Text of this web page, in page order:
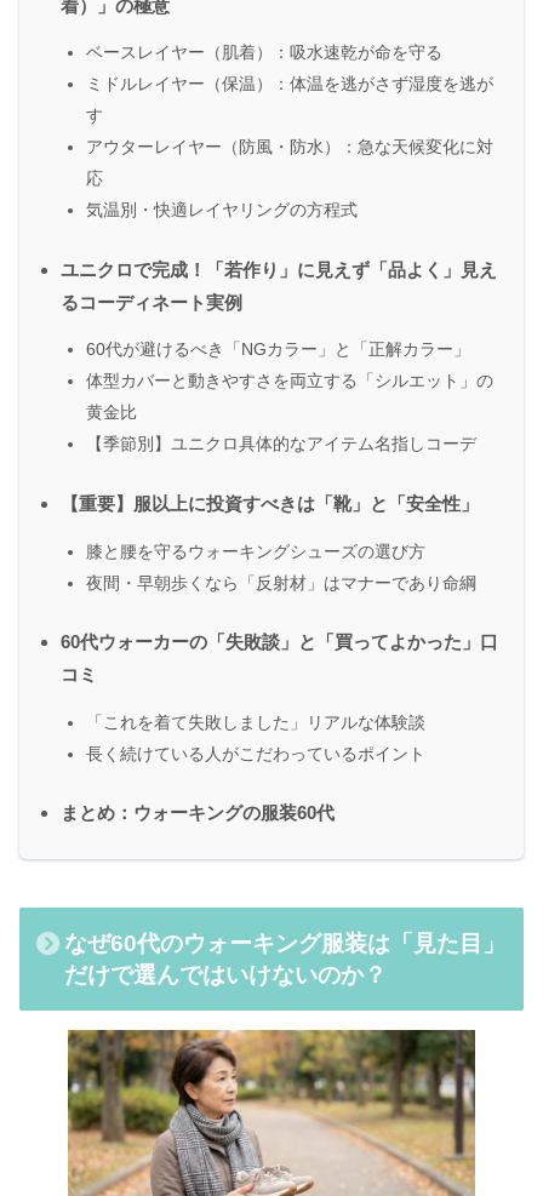
着）」の極意
ベースレイヤー（肌着）：吸水速乾が命を守る
ミドルレイヤー（保温）：体温を逃がさず湿度を逃が
す
アウターレイヤー（防風・防水）：急な天候変化に対
応
気温別・快適レイヤリングの方程式
ユニクロで完成！「若作り」に見えず「品よく」見え
るコーディネート実例
60代が避けるべき「NGカラー」と「正解カラー」
体型カバーと動きやすさを両立する「シルエット」の
黄金比
【季節別】ユニクロ具体的なアイテム名指しコーデ
【重要】服以上に投資すべきは「靴」と「安全性」
膝と腰を守るウォーキングシューズの選び方
夜間・早朝歩くなら「反射材」はマナーであり命綱
60代ウォーカーの「失敗談」と「買ってよかった」口
コミ
「これを着て失敗しました」リアルな体験談
長く続けている人がこだわっているポイント
まとめ：ウォーキングの服装60代
なぜ60代のウォーキング服装は「見た目」
だけで選んではいけないのか？